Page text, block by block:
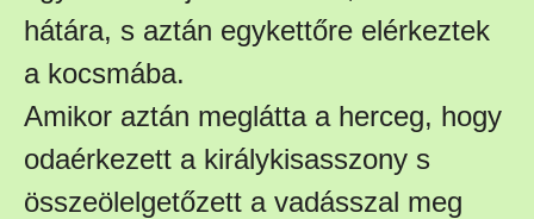
hátára, s aztán egykettőre elérkeztek
a kocsmába.
Amikor aztán meglátta a herceg, hogy
odaérkezett a királykisasszony s
összeölelgetőzett a vadásszal meg